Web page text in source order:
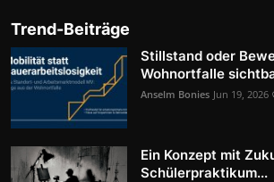
Trend-Beiträge
Stillstand oder
Wohnortfalle
Anselm Bonies Jun 19, 2026
Ein Konzept mit
Schülerpraktikum...